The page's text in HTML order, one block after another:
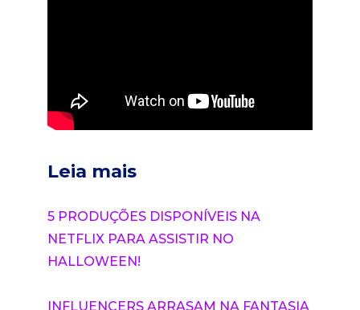
Leia mais
5 PRODUÇÕES DISPONÍVEIS NA
NETFLIX PARA ASSISTIR NO
HALLOWEEN!
INFLUENCERS ARRASAM NA FANTASIA